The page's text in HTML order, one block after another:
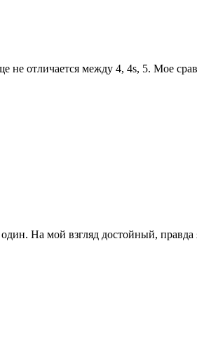
не отличается между 4, 4s, 5. Мое
На мой взгляд достойный,